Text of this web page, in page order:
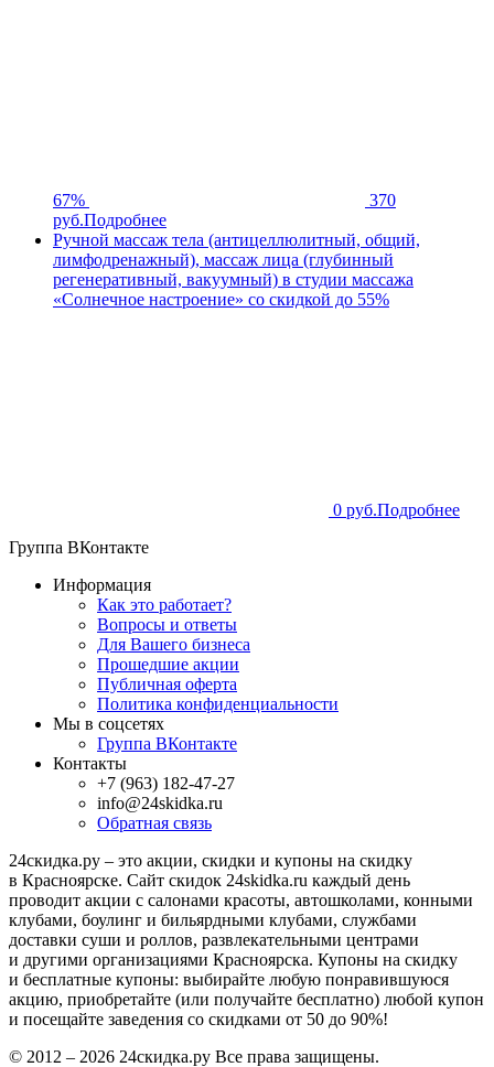
67%
370
руб.Подробнее
Ручной массаж тела (антицеллюлитный, общий,
лимфодренажный), массаж лица (глубинный
регенеративный, вакуумный) в студии массажа
«Солнечное настроение» со скидкой до 55%
0 руб.Подробнее
Группа ВКонтакте
Информация
Как это работает?
Вопросы и ответы
Для Вашего бизнеса
Прошедшие акции
Публичная оферта
Политика конфиденциальности
Мы в соцсетях
Группа ВКонтакте
Контакты
+7 (963) 182-47-27
info@24skidka.ru
Обратная связь
24скидка.ру – это акции, скидки и купоны на скидку
в Красноярске. Сайт скидок 24skidka.ru каждый день
проводит акции с салонами красоты, автошколами, конными
клубами, боулинг и бильярдными клубами, службами
доставки суши и роллов, развлекательными центрами
и другими организациями Красноярска. Купоны на скидку
и бесплатные купоны: выбирайте любую понравившуюся
акцию, приобретайте (или получайте бесплатно) любой купон
и посещайте заведения со скидками от 50 до 90%!
© 2012 – 2026 24скидка.ру Все права защищены.